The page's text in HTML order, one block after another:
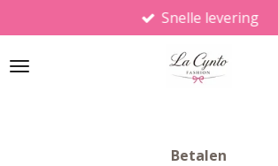
direct
naar
Snelle levering
Betalen